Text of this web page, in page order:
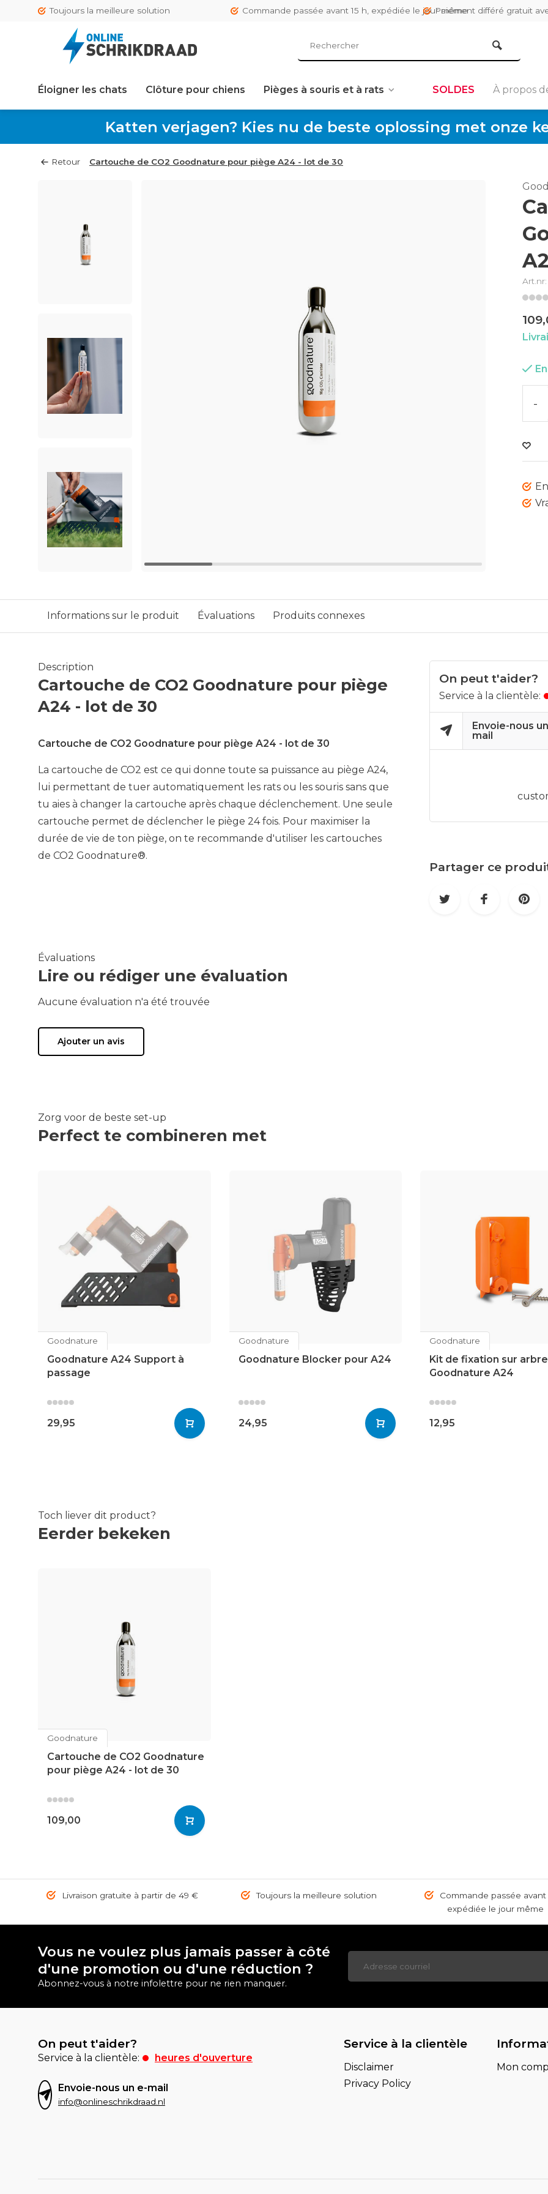
Toujours la meilleure solution Commande passée avant 15 h, expédiée le jour mêmePaiement différé gratuit
Éloigner les chats Clôture pour chiens Pièges à souris et à rats SOLDES À propos
Katten verjagen? Kies nu de beste oplossing met onze
Retour Cartouche de CO2 Goodnature pour piège A24 - lot de 30
-
Informations sur le produit Évaluations Produits connexes
Description
Cartouche de CO2 Goodnature pour piège
A24 - lot de 30
Cartouche de CO2 Goodnature pour piège A24 - lot de 30
La cartouche de CO2 est ce qui donne toute sa puissance au piège A24,
lui permettant de tuer automatiquement les rats ou les souris sans que
tu aies à changer la cartouche après chaque déclenchement. Une seule
cartouche permet de déclencher le piège 24 fois. Pour maximiser la
durée de vie de ton piège, on te recommande d'utiliser les cartouches
de CO2 Goodnature®.
On peut t'aider?
Service à la clientèle:
Envoie-nous
mail
Partager ce
Évaluations
Lire ou rédiger une évaluation
Aucune évaluation n'a été trouvée
Ajouter un avis
Zorg voor de beste set-up
Perfect te combineren met
Goodnature
Goodnature A24 Support à
passage
29,95
Goodnature
Goodnature Blocker pour A24
24,95
Goodnature
Kit de fixation sur arbre
Goodnature A24
12,95
Toch liever dit product?
Eerder bekeken
Goodnature
Cartouche de CO2 Goodnature
pour piège A24 - lot de 30
109,00
Livraison gratuite à partir de 49 € Toujours la meilleure solution
Commande passée avant
expédiée le jour même
Vous ne voulez plus jamais passer à côté
d'une promotion ou d'une réduction ?
Abonnez-vous à notre infolettre pour ne rien manquer.
On peut t'aider?
Service à la clientèle: heures d'ouverture
Envoie-nous un e-mail
info@onlineschrikdraad.nl
Service à la clientèle
Disclaimer
Privacy Policy
Mon